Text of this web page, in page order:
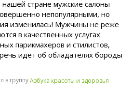
стране мужские салоны
непопулярными, но
изменилась! Мужчины не реже
в качественных услугах
парикмахеров и стилистов,
идет об обладателях бороды
в группуАзбука красоты и здоровья